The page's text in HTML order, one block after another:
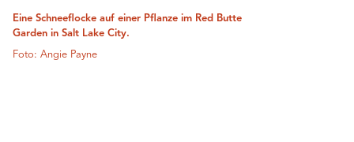
Eine Schneeflocke auf einer Pflanze im Red Butte
Garden in Salt Lake City.
Foto: Angie Payne